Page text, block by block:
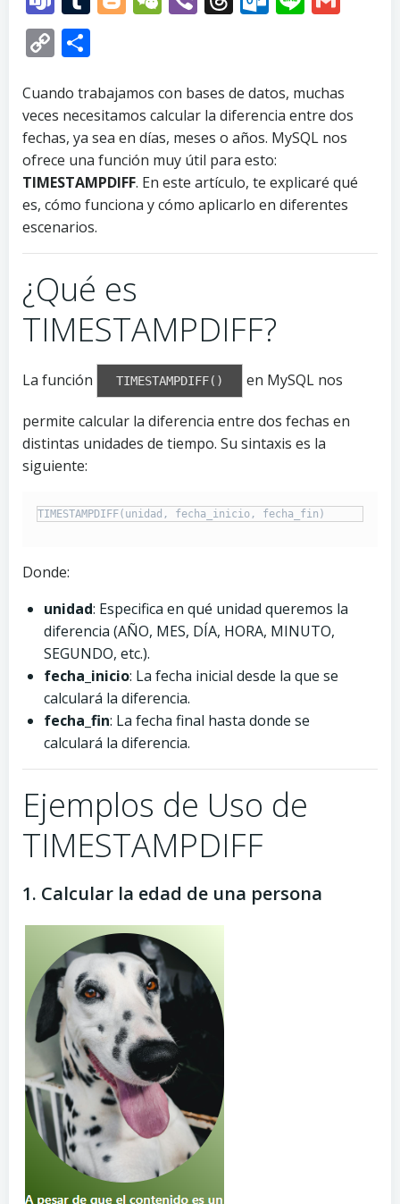
Copy
Link
Cuando trabajamos con bases de datos, muchas
veces necesitamos calcular la diferencia entre dos
fechas, ya sea en días, meses o años. MySQL nos
ofrece una función muy útil para esto:
TIMESTAMPDIFF. En este artículo, te explicaré qué
es, cómo funciona y cómo aplicarlo en diferentes
escenarios.
¿Qué es
TIMESTAMPDIFF?
La función TIMESTAMPDIFF() en MySQL nos
permite calcular la diferencia entre dos fechas en
distintas unidades de tiempo. Su sintaxis es la
siguiente:
Donde:
unidad: Especifica en qué unidad queremos la
diferencia (AÑO, MES, DÍA, HORA, MINUTO,
SEGUNDO, etc.).
fecha_inicio: La fecha inicial desde la que se
calculará la diferencia.
fecha_fin: La fecha final hasta donde se
calculará la diferencia.
Ejemplos de Uso de
TIMESTAMPDIFF
1. Calcular la edad de una persona